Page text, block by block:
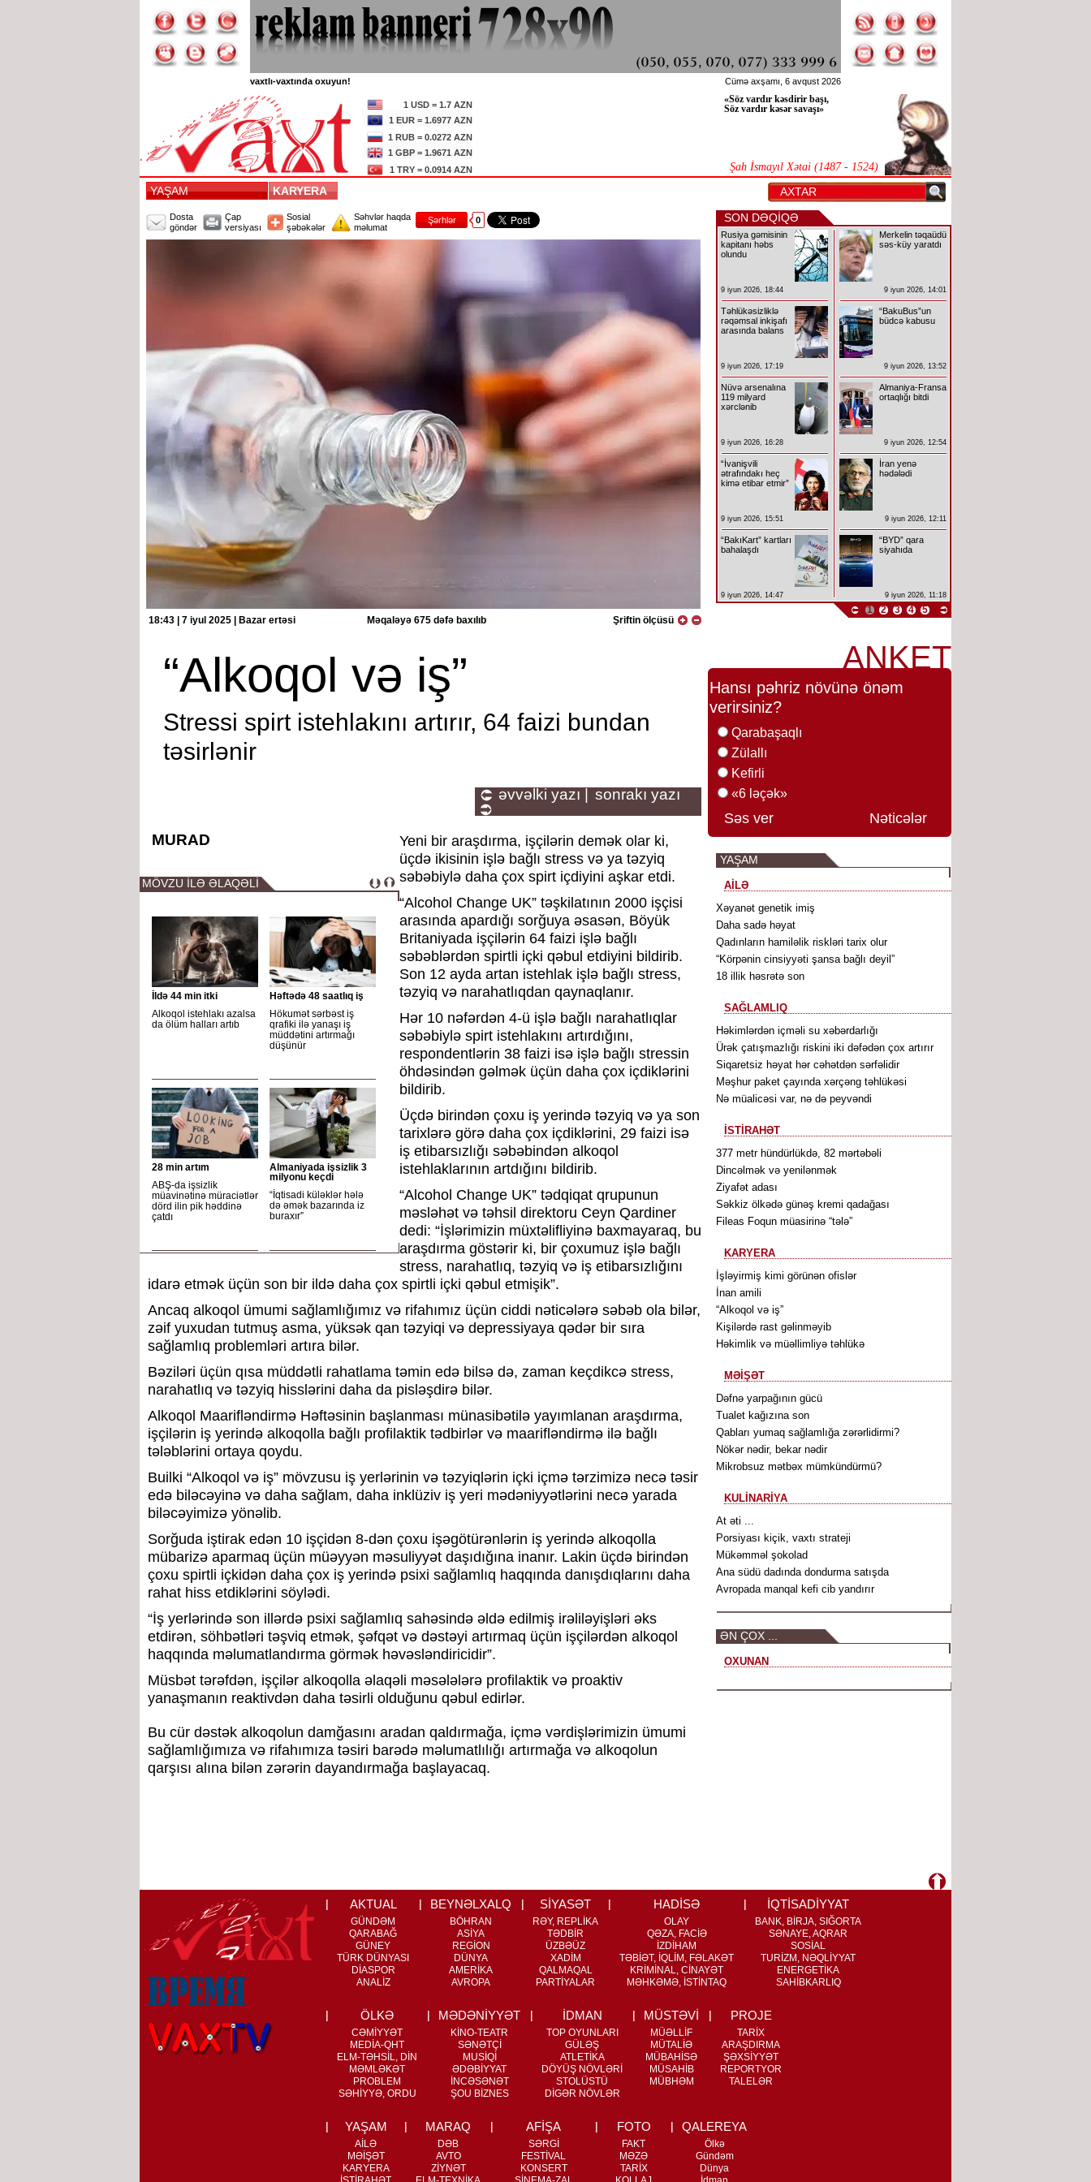
vaxtlı-vaxtında oxuyun! Cümə axşamı, 6 avqust 2026
1 USD = 1.7 AZN
1 EUR = 1.6977 AZN
1 RUB = 0.0272 AZN
1 GBP = 1.9671 AZN
1 TRY = 0.0914 AZN
«Söz vardır kəsdirir başı,
Söz vardır kəsər savaşı»
Şah İsmayıl Xətai (1487 - 1524)
YAŞAM KARYERA
Dosta
göndər
Çap
versiyası
Sosial
şəbəkələr
Səhvlər haqda
məlumat
Şərhlər 0
18:43 | 7 iyul 2025 | Bazar ertəsi Məqaləyə 675 dəfə baxılıb Şriftin ölçüsü
“Alkoqol və iş”
Stressi spirt istehlakını artırır, 64 faizi bundan
təsirlənir
əvvəlki yazı | sonrakı yazı
MURAD
MÖVZU İLƏ ƏLAQƏLİ
İldə 44 min itki
Alkoqol istehlakı azalsa
da ölüm halları artıb
Həftədə 48 saatlıq iş
Hökumət sərbəst iş
qrafiki ilə yanaşı iş
müddətini artırmağı
düşünür
28 min artım
ABŞ-da işsizlik
müavinətinə müraciətlər
dörd ilin pik həddinə
çatdı
Almaniyada işsizlik 3
milyonu keçdi
“İqtisadi küləklər hələ
də əmək bazarında iz
buraxır”
Yeni bir araşdırma, işçilərin demək olar ki,
üçdə ikisinin işlə bağlı stress və ya təzyiq
səbəbiylə daha çox spirt içdiyini aşkar etdi.
“Alcohol Change UK” təşkilatının 2000 işçisi
arasında apardığı sorğuya əsasən, Böyük
Britaniyada işçilərin 64 faizi işlə bağlı
səbəblərdən spirtli içki qəbul etdiyini bildirib.
Son 12 ayda artan istehlak işlə bağlı stress,
təzyiq və narahatlıqdan qaynaqlanır.
Hər 10 nəfərdən 4-ü işlə bağlı narahatlıqlar
səbəbiylə spirt istehlakını artırdığını,
respondentlərin 38 faizi isə işlə bağlı stressin
öhdəsindən gəlmək üçün daha çox içdiklərini
bildirib.
Üçdə birindən çoxu iş yerində təzyiq və ya son
tarixlərə görə daha çox içdiklərini, 29 faizi isə
iş etibarsızlığı səbəbindən alkoqol
istehlaklarının artdığını bildirib.
“Alcohol Change UK” tədqiqat qrupunun
məsləhət və təhsil direktoru Ceyn Qardiner
dedi: “İşlərimizin müxtəlifliyinə baxmayaraq, bu
araşdırma göstərir ki, bir çoxumuz işlə bağlı
stress, narahatlıq, təzyiq və iş etibarsızlığını
idarə etmək üçün son bir ildə daha çox spirtli içki qəbul etmişik”.
Ancaq alkoqol ümumi sağlamlığımız və rifahımız üçün ciddi nəticələrə səbəb ola bilər,
zəif yuxudan tutmuş asma, yüksək qan təzyiqi və depressiyaya qədər bir sıra
sağlamlıq problemləri artıra bilər.
Bəziləri üçün qısa müddətli rahatlama təmin edə bilsə də, zaman keçdikcə stress,
narahatlıq və təzyiq hisslərini daha da pisləşdirə bilər.
Alkoqol Maarifləndirmə Həftəsinin başlanması münasibətilə yayımlanan araşdırma,
işçilərin iş yerində alkoqolla bağlı profilaktik tədbirlər və maarifləndirmə ilə bağlı
tələblərini ortaya qoydu.
Builki “Alkoqol və iş” mövzusu iş yerlərinin və təzyiqlərin içki içmə tərzimizə necə təsir
edə biləcəyinə və daha sağlam, daha inklüziv iş yeri mədəniyyətlərini necə yarada
biləcəyimizə yönəlib.
Sorğuda iştirak edən 10 işçidən 8-dən çoxu işəgötürənlərin iş yerində alkoqolla
mübarizə aparmaq üçün müəyyən məsuliyyət daşıdığına inanır. Lakin üçdə birindən
çoxu spirtli içkidən daha çox iş yerində psixi sağlamlıq haqqında danışdıqlarını daha
rahat hiss etdiklərini söylədi.
“İş yerlərində son illərdə psixi sağlamlıq sahəsində əldə edilmiş irəliləyişləri əks
etdirən, söhbətləri təşviq etmək, şəfqət və dəstəyi artırmaq üçün işçilərdən alkoqol
haqqında məlumatlandırma görmək həvəsləndiricidir”.
Müsbət tərəfdən, işçilər alkoqolla əlaqəli məsələlərə profilaktik və proaktiv
yanaşmanın reaktivdən daha təsirli olduğunu qəbul edirlər.
Bu cür dəstək alkoqolun damğasını aradan qaldırmağa, içmə vərdişlərimizin ümumi
sağlamlığımıza və rifahımıza təsiri barədə məlumatlılığı artırmağa və alkoqolun
qarşısı alına bilən zərərin dayandırmağa başlayacaq.
SON DƏQİQƏ
Rusiya gəmisinin
kapitanı həbs
olundu
9 iyun 2026, 18:44
Təhlükəsizliklə
rəqəmsal inkişafı
arasında balans
9 iyun 2026, 17:19
Nüvə arsenalına
119 milyard
xərclənib
9 iyun 2026, 16:28
“İvanişvili
ətrafındakı heç
kimə etibar etmir”
9 iyun 2026, 15:51
“BakıKart” kartları
bahalaşdı
9 iyun 2026, 14:47
Merkelin təqaüdü
səs-küy yaratdı
9 iyun 2026, 14:01
“BakuBus”un
büdcə kabusu
9 iyun 2026, 13:52
Almaniya-Fransa
ortaqlığı bitdi
9 iyun 2026, 12:54
İran yenə
hədələdi
9 iyun 2026, 12:11
“BYD” qara
siyahıda
9 iyun 2026, 11:18
1 2 3 4 5
ANKET
Hansı pəhriz növünə önəm
verirsiniz?
Qarabaşaqlı
Zülallı
Kefirli
«6 ləçək»
Səs ver Nəticələr
YAŞAM
AİLƏ
Xəyanət genetik imiş
Daha sadə həyat
Qadınların hamiləlik riskləri tarix olur
“Körpənin cinsiyyəti şansa bağlı deyil”
18 illik həsrətə son
SAĞLAMLIQ
Həkimlərdən içməli su xəbərdarlığı
Ürək çatışmazlığı riskini iki dəfədən çox artırır
Siqaretsiz həyat hər cəhətdən sərfəlidir
Məşhur paket çayında xərçəng təhlükəsi
Nə müalicəsi var, nə də peyvəndi
İSTİRAHƏT
377 metr hündürlükdə, 82 mərtəbəli
Dincəlmək və yenilənmək
Ziyafət adası
Səkkiz ölkədə günəş kremi qadağası
Fileas Foqun müasirinə “tələ”
KARYERA
İşləyirmiş kimi görünən ofislər
İnan amili
“Alkoqol və iş”
Kişilərdə rast gəlinməyib
Həkimlik və müəllimliyə təhlükə
MƏİŞƏT
Dəfnə yarpağının gücü
Tualet kağızına son
Qabları yumaq sağlamlığa zərərlidirmi?
Nökər nədir, bekar nədir
Mikrobsuz mətbəx mümkündürmü?
KULİNARİYA
At əti ...
Porsiyası kiçik, vaxtı strateji
Mükəmməl şokolad
Ana südü dadında dondurma satışda
Avropada manqal kefi cib yandırır
ƏN ÇOX ...
OXUNAN
AKTUAL
GÜNDƏM
QARABAĞ
GÜNEY
TÜRK DÜNYASI
DİASPOR
ANALİZ
BEYNƏLXALQ
BÖHRAN
ASİYA
REGİON
DÜNYA
AMERİKA
AVROPA
SİYASƏT
RƏY, REPLİKA
TƏDBİR
ÜZBƏÜZ
XADİM
QALMAQAL
PARTİYALAR
HADİSƏ
OLAY
QƏZA, FACİƏ
İZDİHAM
TƏBİƏT, İQLİM, FƏLAKƏT
KRİMİNAL, CİNAYƏT
MƏHKƏMƏ, İSTİNTAQ
İQTİSADİYYAT
BANK, BİRJA, SIĞORTA
SƏNAYE, AQRAR
SOSİAL
TURİZM, NƏQLİYYAT
ENERGETİKA
SAHİBKARLIQ
ÖLKƏ
CƏMİYYƏT
MEDİA-QHT
ELM-TƏHSİL, DİN
MƏMLƏKƏT
PROBLEM
SƏHİYYƏ, ORDU
MƏDƏNİYYƏT
KİNO-TEATR
SƏNƏTÇİ
MUSİQİ
ƏDƏBİYYAT
İNCƏSƏNƏT
ŞOU BİZNES
İDMAN
TOP OYUNLARI
GÜLƏŞ
ATLETİKA
DÖYÜŞ NÖVLƏRİ
STOLÜSTÜ
DİGƏR NÖVLƏR
MÜSTƏVİ
MÜƏLLİF
MÜTALİƏ
MÜBAHİSƏ
MÜSAHİB
MÜBHƏM
PROJE
TARİX
ARAŞDIRMA
ŞƏXSİYYƏT
REPORTYOR
TALELƏR
YAŞAM
AİLƏ
MƏİŞƏT
KARYERA
MARAQ
DƏB
AVTO
ZİYNƏT
AFİŞA
SƏRGİ
FESTİVAL
KONSERT
FOTO
FAKT
MƏZƏ
TARİX
QALEREYA
Ölkə
Gündəm
Dünya